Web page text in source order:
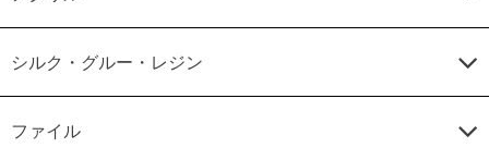
シルク・グルー・レジン
ファイル